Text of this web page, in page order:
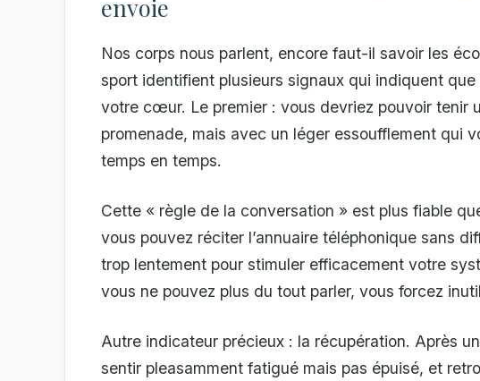
envoie
Nos corps nous parlent, encore faut-il savoir les
sport identifient plusieurs signaux qui indiquent
votre cœur. Le premier : vous devriez pouvoir tenir
promenade, mais avec un léger essoufflement qui
temps en temps.
Cette « règle de la conversation » est plus fiable
vous pouvez réciter l’annuaire téléphonique sans
trop lentement pour stimuler efficacement votre
vous ne pouvez plus du tout parler, vous forcez
Autre indicateur précieux : la récupération. Après
sentir pleasamment fatigué mais pas épuisé, et